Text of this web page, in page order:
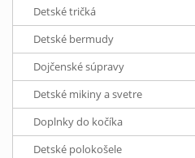
Detské tričká
Detské bermudy
Dojčenské súpravy
Detské mikiny a svetre
Doplnky do kočíka
Detské polokošele